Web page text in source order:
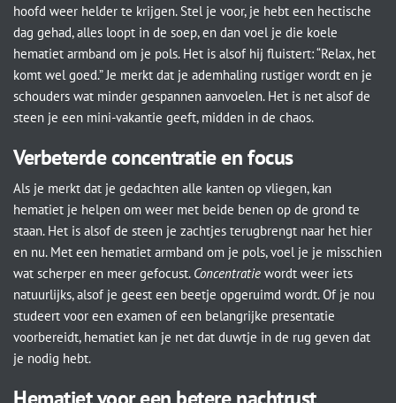
hoofd weer helder te krijgen. Stel je voor, je hebt een hectische
dag gehad, alles loopt in de soep, en dan voel je die koele
hematiet armband om je pols. Het is alsof hij fluistert: “Relax, het
komt wel goed.” Je merkt dat je ademhaling rustiger wordt en je
schouders wat minder gespannen aanvoelen. Het is net alsof de
steen je een mini-vakantie geeft, midden in de chaos.
Verbeterde concentratie en focus
Als je merkt dat je gedachten alle kanten op vliegen, kan
hematiet je helpen om weer met beide benen op de grond te
staan. Het is alsof de steen je zachtjes terugbrengt naar het hier
en nu. Met een hematiet armband om je pols, voel je je misschien
wat scherper en meer gefocust. Concentratie wordt weer iets
natuurlijks, alsof je geest een beetje opgeruimd wordt. Of je nou
studeert voor een examen of een belangrijke presentatie
voorbereidt, hematiet kan je net dat duwtje in de rug geven dat
je nodig hebt.